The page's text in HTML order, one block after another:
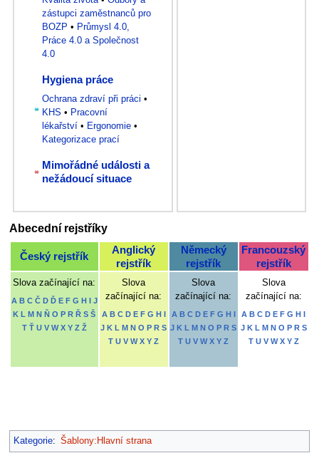
zástupci zaměstnanců pro
BOZP • Průmysl 4.0,
Práce 4.0 a Společnost
4.0
Hygiena práce
Ochrana zdraví při práci •
KHS • Pracovní
lékařství • Ergonomie •
Kategorizace prací
Mimořádné události a
nežádoucí situace
Abecední rejstříky
Český rejstřík
Anglický
rejstřík
Německý
rejstřík
Francouzský
rejstřík
Slova začínající na:
A B C Č D Ď E F G H
J
K L M N Ň O P R Ř S Š
T Ť U V W X Y Z Ž
Slova
začínající na:
A B C D E F G H
J K L M N O P R S
T U V W X Y Z
Slova
začínající na:
A B C D E F G H
J K L M N O P R S
T U V W X Y Z
Slova
začínající na:
A B C D E F G H
J K L M N O P R S
T U V W X Y Z
Kategorie: Šablony:Hlavní strana